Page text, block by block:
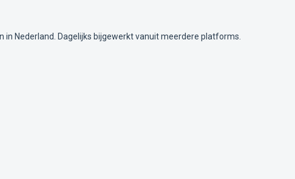
Nederland. Dagelijks bijgewerkt vanuit meerdere platforms.